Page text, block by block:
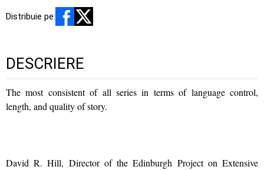
Distribuie pe:
DESCRIERE
The most consistent of all series in terms of language control,
length, and quality of story.
David R. Hill, Director of the Edinburgh Project on Extensive